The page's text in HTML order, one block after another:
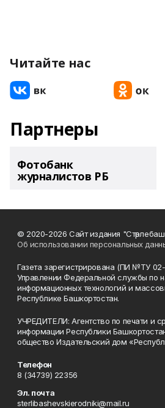
Читайте нас
Партнеры
Фотобанк
журналистов РБ
© 2020-2026 Сайт издания "Стәрлебаш
Об использовании персональных
Газета зарегистрирована (ПИ №ТУ 02-
Управлении Федеральной службы по
информационных технологий и
Республике Башкортостан.
УЧРЕДИТЕЛИ: Агентство по печати и
информации Республики
общество Издательский дом
Телефон
8 (34739) 22356
Эл. почта
sterlibashevskierodniki@mail.ru